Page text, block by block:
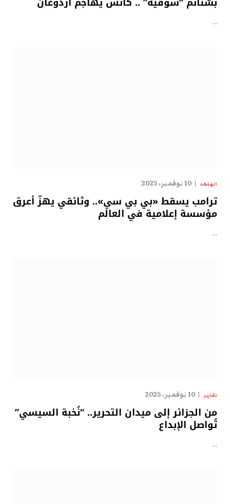
…
الهدهد 10 نوفمبر، 2025
ترامب يسقط «بي بي سي».. وثائقي يهزّ أعرق
مؤسسة إعلامية في العالم
…
تقارير 10 نوفمبر، 2025
من الجزائر إلى ميدان التحرير.. “نُخبة السيسي”
تُواصل الإبداع
…